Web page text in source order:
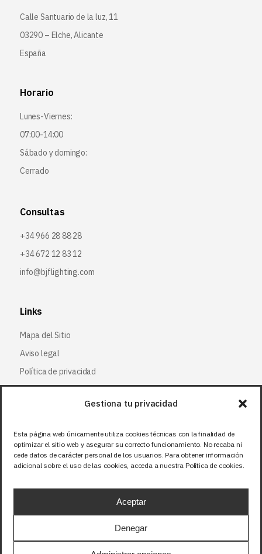
Gestiona tu privacidad
Esta página web únicamente utiliza cookies técnicas con la finalidad de
optimizar el sitio web y asegurar su correcto funcionamiento. No recaba ni
cede datos de carácter personal de los usuarios. Para obtener información
adicional sobre el uso de las cookies, acceda a nuestra Política de cookies.
Aceptar
Denegar
Calle Santuario de la luz, 11
03290 – Elche, Alicante
España
Horario
Lunes-Viernes:
07:00-14:00
Sábado y domingo:
Cerrado
Consultas
+34 966 28 88 28
+34 672 12 83 12
info@bjflighting.com
Links
Mapa del Sitio
Aviso legal
Política de privacidad
Política de cookies
Síguenos
Facebook
X (Twitter)
Instagram